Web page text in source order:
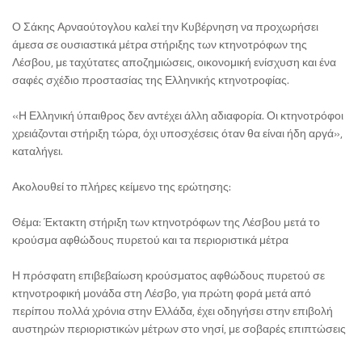
Ο Σάκης Αρναούτογλου καλεί την Κυβέρνηση να προχωρήσει
άμεσα σε ουσιαστικά μέτρα στήριξης των κτηνοτρόφων της
Λέσβου, με ταχύτατες αποζημιώσεις, οικονομική ενίσχυση και ένα
σαφές σχέδιο προστασίας της Ελληνικής κτηνοτροφίας.
«Η Ελληνική ύπαιθρος δεν αντέχει άλλη αδιαφορία. Οι κτηνοτρόφοι
χρειάζονται στήριξη τώρα, όχι υποσχέσεις όταν θα είναι ήδη αργά»,
καταλήγει.
Ακολουθεί το πλήρες κείμενο της ερώτησης:
Θέμα: Έκτακτη στήριξη των κτηνοτρόφων της Λέσβου μετά το
κρούσμα αφθώδους πυρετού και τα περιοριστικά μέτρα
Η πρόσφατη επιβεβαίωση κρούσματος αφθώδους πυρετού σε
κτηνοτροφική μονάδα στη Λέσβο, για πρώτη φορά μετά από
περίπου πολλά χρόνια στην Ελλάδα, έχει οδηγήσει στην επιβολή
αυστηρών περιοριστικών μέτρων στο νησί, με σοβαρές επιπτώσεις